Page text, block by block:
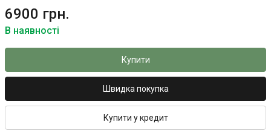
6900 грн.
В наявності
Купити
Швидка покупка
Купити у кредит